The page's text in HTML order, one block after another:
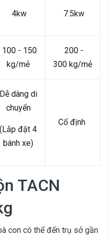
4kw 7.5kw
100 - 150
kg/mẻ
200 -
300 kg/mẻ
Dễ dàng di
chuyển
(Lắp đặt 4
bánh xe)
Cố định
TACN
con có thể đến trụ sở gần